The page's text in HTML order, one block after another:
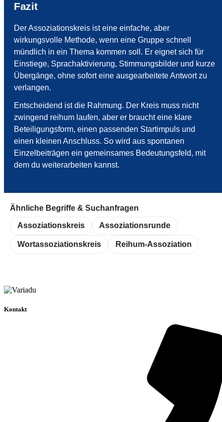
Fazit
Der Assoziationskreis ist eine einfache, aber
wirkungsvolle Methode, wenn eine Gruppe schnell
mündlich in ein Thema kommen soll. Er eignet sich für
Einstiege, Sprachaktivierung, Stimmungsbilder und kurze
Übergänge, ohne sofort eine ausgearbeitete Antwort zu
verlangen.
Entscheidend ist die Rahmung. Der Kreis muss nicht
zwingend reihum laufen, aber er braucht eine klare
Beteiligungsform, einen passenden Startimpuls und
einen kleinen Anschluss. So wird aus spontanen
Einzelbeiträgen ein gemeinsames Bedeutungsfeld, mit
dem du weiterarbeiten kannst.
Ähnliche Begriffe & Suchanfragen
Assoziationskreis Assoziationsrunde
Wortassoziationskreis Reihum-Assoziation
Kontakt